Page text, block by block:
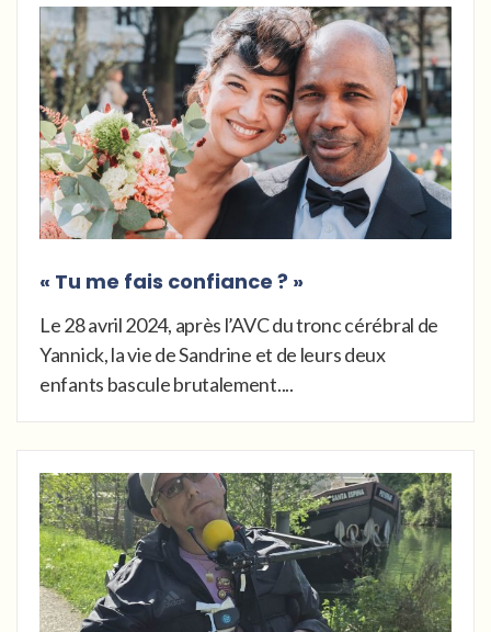
« Tu me fais confiance ? »
Le 28 avril 2024, après l’AVC du tronc cérébral de
Yannick, la vie de Sandrine et de leurs deux
enfants bascule brutalement....